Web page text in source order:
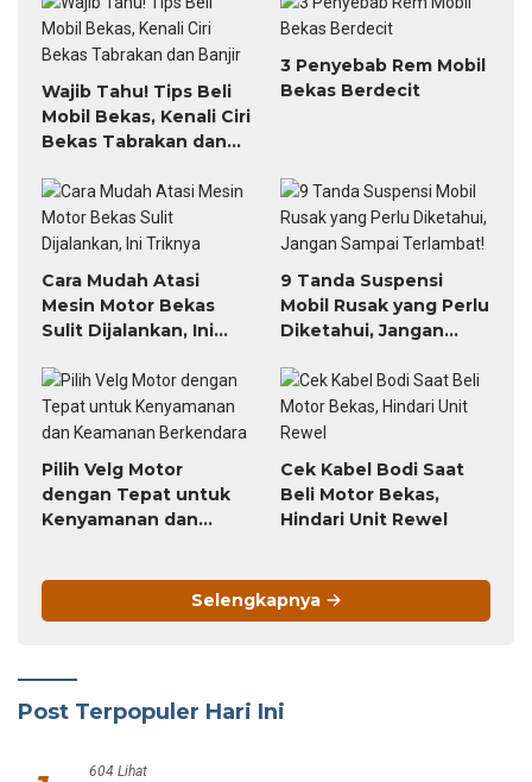
Wajib Tahu! Tips Beli
Mobil Bekas, Kenali Ciri
Bekas Tabrakan dan
3 Penyebab Rem Mobil
Bekas Berdecit
Cara Mudah Atasi
Mesin Motor Bekas
Sulit Dijalankan, Ini
9 Tanda Suspensi
Mobil Rusak yang Perlu
Diketahui, Jangan
Pilih Velg Motor
dengan Tepat untuk
Kenyamanan dan
Cek Kabel Bodi Saat
Beli Motor Bekas,
Hindari Unit Rewel
Selengkapnya
Post Terpopuler Hari Ini
604 Lihat